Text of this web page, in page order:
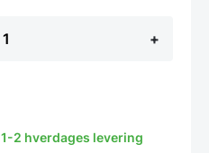
+
2 hverdages levering